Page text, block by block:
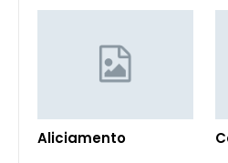
Aliciamento